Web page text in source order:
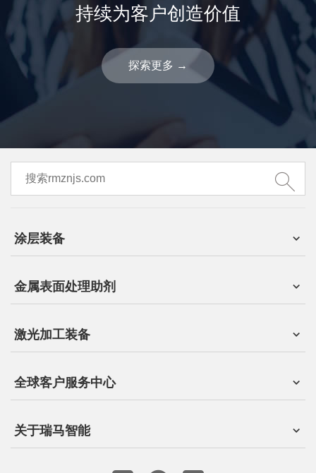
持续为客户创造价值
探索更多 →
涂层装备
金属表面处理助剂
激光加工装备
全球客户服务中心
关于瑞马智能